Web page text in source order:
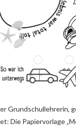
Grundschullehrerin,
Die Papiervorlage